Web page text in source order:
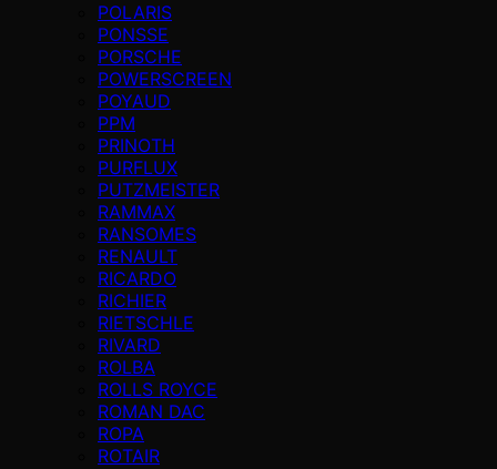
POLARIS
PONSSE
PORSCHE
POWERSCREEN
POYAUD
PPM
PRINOTH
PURFLUX
PUTZMEISTER
RAMMAX
RANSOMES
RENAULT
RICARDO
RICHIER
RIETSCHLE
RIVARD
ROLBA
ROLLS ROYCE
ROMAN DAC
ROPA
ROTAIR